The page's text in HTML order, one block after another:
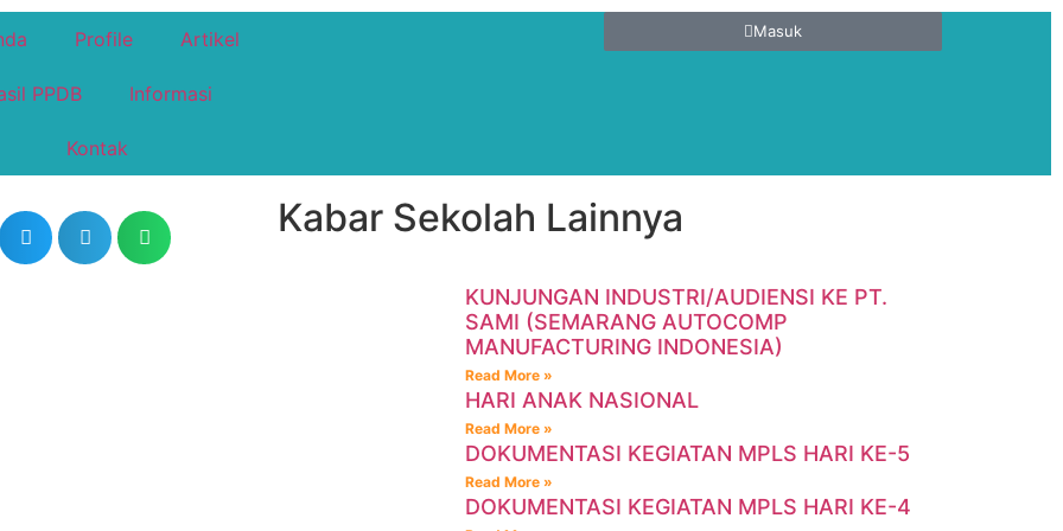
Profile Artikel
PPDB Informasi
Kontak
Masuk
Kabar Sekolah Lainnya
KUNJUNGAN INDUSTRI/AUDIENSI KE PT.
SAMI (SEMARANG AUTOCOMP
MANUFACTURING INDONESIA)
Read More »
HARI ANAK NASIONAL
Read More »
DOKUMENTASI KEGIATAN MPLS HARI KE-5
Read More »
DOKUMENTASI KEGIATAN MPLS HARI KE-4